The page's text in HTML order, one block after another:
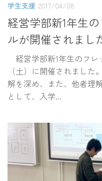
学生支援 2017/04/08
経営学部新1年生
ルが開催されまし
経営学部新1年生のフレ
（土）に開催されまし
解を深め、また、他者理
として、入学...